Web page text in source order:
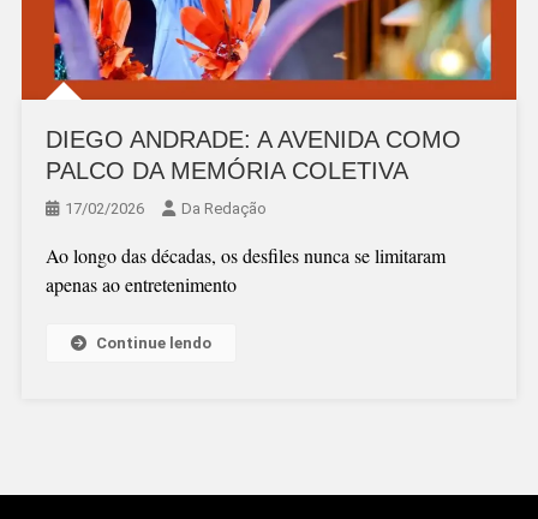
DIEGO ANDRADE: A AVENIDA COMO
PALCO DA MEMÓRIA COLETIVA
17/02/2026 Da Redação
Ao longo das décadas, os desfiles nunca se limitaram
apenas ao entretenimento
Continue lendo